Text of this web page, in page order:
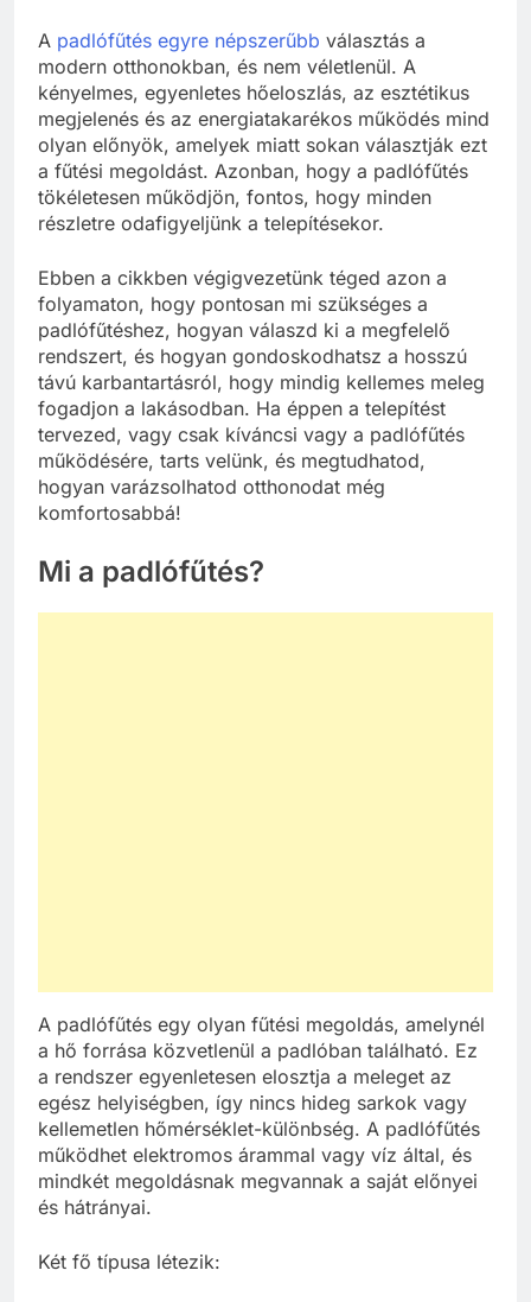
A padlófűtés egyre népszerűbb választás a
modern otthonokban, és nem véletlenül. A
kényelmes, egyenletes hőeloszlás, az esztétikus
megjelenés és az energiatakarékos működés mind
olyan előnyök, amelyek miatt sokan választják ezt
a fűtési megoldást. Azonban, hogy a padlófűtés
tökéletesen működjön, fontos, hogy minden
részletre odafigyeljünk a telepítésekor.
Ebben a cikkben végigvezetünk téged azon a
folyamaton, hogy pontosan mi szükséges a
padlófűtéshez, hogyan válaszd ki a megfelelő
rendszert, és hogyan gondoskodhatsz a hosszú
távú karbantartásról, hogy mindig kellemes meleg
fogadjon a lakásodban. Ha éppen a telepítést
tervezed, vagy csak kíváncsi vagy a padlófűtés
működésére, tarts velünk, és megtudhatod,
hogyan varázsolhatod otthonodat még
komfortosabbá!
Mi a padlófűtés?
A padlófűtés egy olyan fűtési megoldás, amelynél
a hő forrása közvetlenül a padlóban található. Ez
a rendszer egyenletesen elosztja a meleget az
egész helyiségben, így nincs hideg sarkok vagy
kellemetlen hőmérséklet-különbség. A padlófűtés
működhet elektromos árammal vagy víz által, és
mindkét megoldásnak megvannak a saját előnyei
és hátrányai.
Két fő típusa létezik: